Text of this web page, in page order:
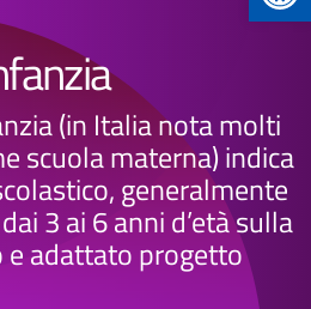
(in Italia nota molti
scuola materna) indica
generalmente
3 ai 6 anni d’età sulla
e adattato progetto